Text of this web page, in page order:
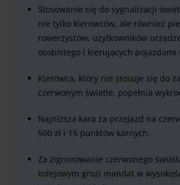
Stosowanie się do sygnalizacji
nie tylko kierowców, ale również
rowerzystów, użytkowników
osobistego i kierujących pojazdami
Kierowca, który nie stosuje się do
czerwonym świetle, popełnia
Najniższa kara za przejazd na
500 zł i 15 punktów karnych.
Za zignorowanie czerwonego
kolejowym grozi mandat w